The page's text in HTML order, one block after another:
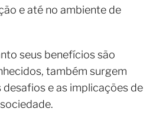
e até no ambiente de
seus benefícios são
também surgem
e as implicações de